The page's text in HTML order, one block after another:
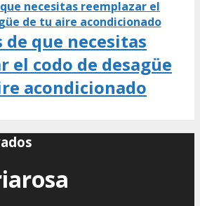
de que necesitas
el codo de desagüe
acondicionado